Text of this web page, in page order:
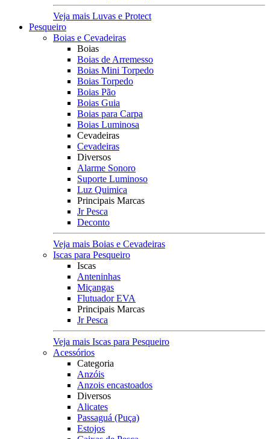
Veja mais Luvas e Protect
Pesqueiro
Boias e Cevadeiras
Boias
Boias de Arremesso
Boias Mini Torpedo
Boias Torpedo
Boias Pão
Boias Guia
Boias para Carpa
Boias Luminosa
Cevadeiras
Cevadeiras
Diversos
Alarme Sonoro
Suporte Luminoso
Luz Quimica
Principais Marcas
Jr Pesca
Deconto
Veja mais Boias e Cevadeiras
Iscas para Pesqueiro
Iscas
Anteninhas
Miçangas
Flutuador EVA
Principais Marcas
Jr Pesca
Veja mais Iscas para Pesqueiro
Acessórios
Categoria
Anzóis
Anzois encastoados
Diversos
Alicates
Passaguá (Puça)
Estojos